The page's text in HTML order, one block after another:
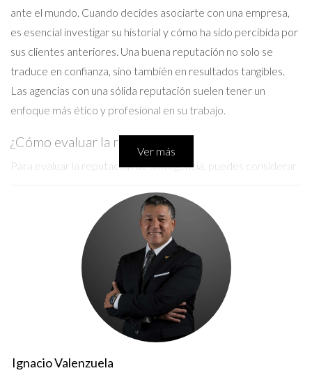
ante el mundo. Cuando decides asociarte con una empresa,
es esencial investigar su historial y cómo ha sido percibida por
sus clientes anteriores. Una buena reputación no solo se
traduce en confianza, sino también en resultados tangibles.
Las agencias con una sólida reputación suelen tener un
enfoque más ético y profesional en su trabajo.
¿Cómo evaluar la reputación?
Para evaluar la reputación de una agencia, puedes considerar
Opiniones y testimonios de clientes anteriores.
Presencia en redes sociales y la interacción con su
audiencia.
Casos de éxito documentados.
Recuerda que "la reputación es lo que los demás piensan de ti;
tu carácter es lo que realmente eres". Esta cita resuena
especialmente en el contexto empresarial, donde las
percepciones pueden influir en decisiones críticas.
Ver más
Ignacio Valenzuela